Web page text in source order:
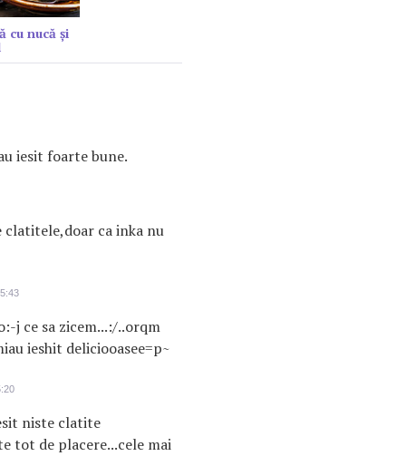
cu nucă și
iesit foarte bune.
clatitele,doar ca inka nu
j ce sa zicem...:/..orqm
ieshit deliciooasee=p~
niste clatite
tot de placere...cele mai